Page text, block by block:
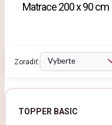
Matrace 200 x 90 cm
Zoradiť:
TOPPER BASIC